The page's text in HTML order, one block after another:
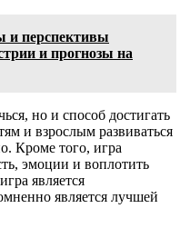
и перспективы
и прогнозы на
но и способ достигать
и взрослым развиваться
Кроме того, игра
эмоции и воплотить
является
является лучшей